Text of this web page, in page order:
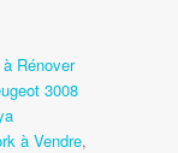
Rénover
3008
à Vendre,